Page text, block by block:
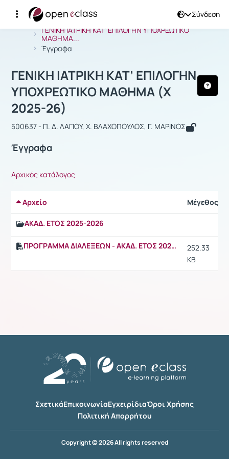
Σύνδεση
Αρχική Σελίδα
ΓΕΝΙΚΗ ΙΑΤΡΙΚΗ ΚΑΤ’ ΕΠΙΛΟΓΗΝ ΥΠΟΧΡΕΩΤΙΚΟ
ΜΑΘΗΜΑ...
Έγγραφα
Μάθημα : ΓΕΝΙΚΗ ΙΑΤΡΙΚΗ ΚΑΤ’
ΓΕΝΙΚΗ ΙΑΤΡΙΚΗ ΚΑΤ’ ΕΠΙΛΟΓΗΝ
ΥΠΟΧΡΕΩΤΙΚΟ ΜΑΘΗΜΑ (Χ
2025-26)
500637 - Π. Δ. ΛΑΓΙΟΥ, Χ. ΒΛΑΧΟΠΟΥΛΟΣ, Γ. ΜΑΡΙΝΟΣ
Έγγραφα
Αρχικός κατάλογος
Αρχείο Μέγεθος
ΑΚΑΔ. ΕΤΟΣ 2025-2026
ΠΡΟΓΡΑΜΜΑ ΔΙΑΛΕΞΕΩΝ - ΑΚΑΔ. ΕΤΟΣ 2025-2026.pdf
252.33
KB
ΣχετικάΕπικοινωνίαΕγχειρίδιαΌροι Χρήσης
Πολιτική Απορρήτου
Copyright © 2026 All rights reserved